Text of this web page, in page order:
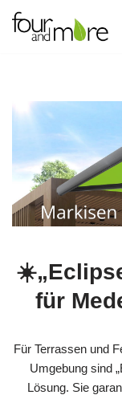
Zum
für
Für Terrassen und
Umgebung sind
Lösung. Sie